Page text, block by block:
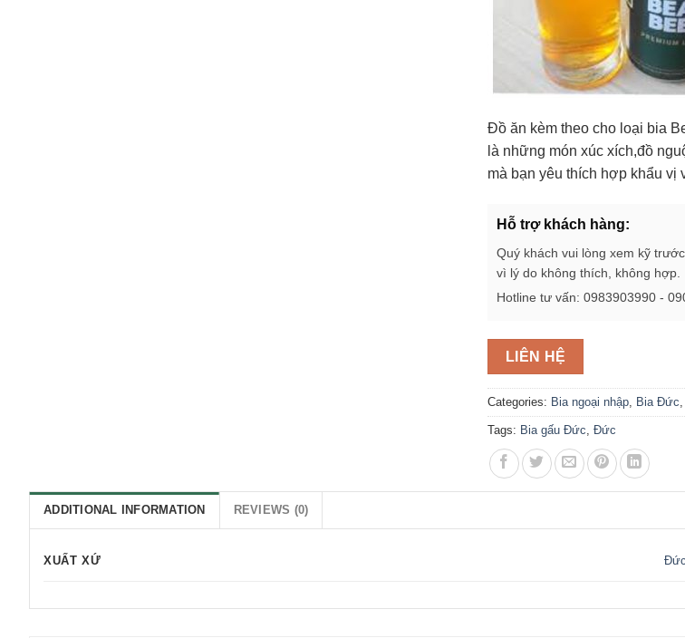
Đồ ăn kèm theo cho loại bia
là những món xúc xích,đồ
mà bạn yêu thích hợp khẩu
Hỗ trợ khách hàng:
Quý khách vui lòng xem kỹ
vì lý do không thích, không hợp.
Hotline tư vấn: 0983903990 -
LIÊN HỆ
Categories: Bia ngoại nhập, Bia Đức,
Tags: Bia gấu Đức, Đức
ADDITIONAL INFORMATION REVIEWS (0)
XUẤT XỨ Đức